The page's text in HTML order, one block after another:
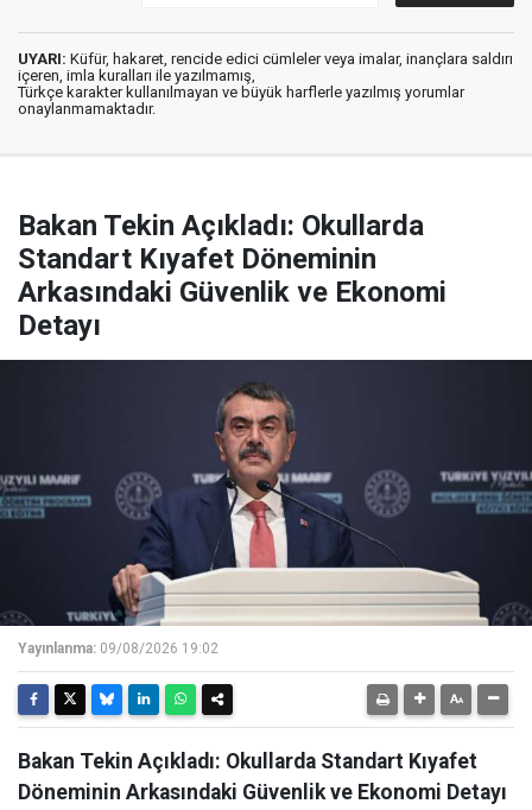
UYARI: Küfür, hakaret, rencide edici cümleler veya imalar, inançlara saldırı
içeren, imla kuralları ile yazılmamış,
Türkçe karakter kullanılmayan ve büyük harflerle yazılmış yorumlar
onaylanmamaktadır.
Bakan Tekin Açıkladı: Okullarda
Standart Kıyafet Döneminin
Arkasındaki Güvenlik ve Ekonomi
Detayı
Yayınlanma: 09/08/2026 19:02
Bakan Tekin Açıkladı: Okullarda Standart Kıyafet
Döneminin Arkasındaki Güvenlik ve Ekonomi Detayı